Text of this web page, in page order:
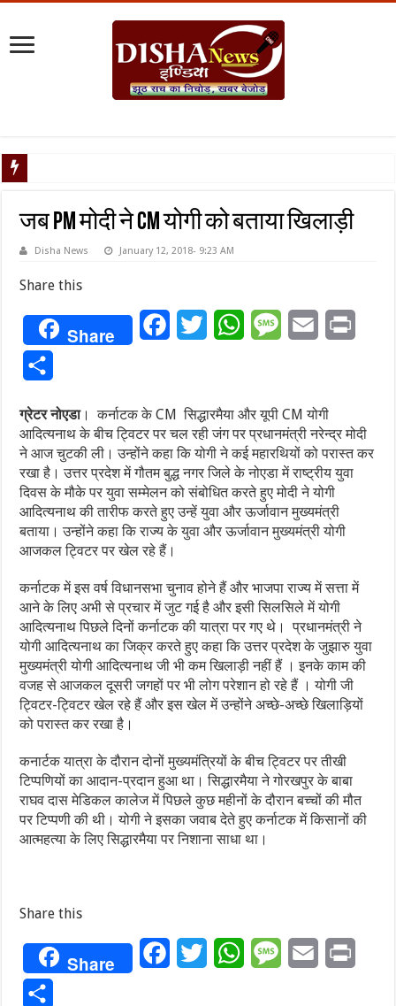
जब PM मोदी ने CM योगी को बताया खिलाड़ी
Disha News January 12, 2018- 9:23 AM
Share this
Share FacebookTwitterWhatsAppMessageEmail
ग्रेटरनोएडा। कर्नाटक के CM सिद्धारमैया और यूपी CM योगी
आदित्यनाथ के बीच ट्विटर पर चल रही जंग पर प्रधानमंत्री नरेन्द्र मोदी
ने आज चुटकी ली। उन्होंने कहा कि योगी ने कई महारथियों को परास्त कर
रखा है। उत्तर प्रदेश में गौतम बुद्ध नगर जिले के नोएडा में राष्ट्रीय युवा
दिवस के मौके पर युवा सम्मेलन को संबोधित करते हुए मोदी ने योगी
आदित्यनाथ की तारीफ करते हुए उन्हें युवा और ऊर्जावान मुख्यमंत्री
बताया। उन्होंने कहा कि राज्य के युवा और ऊर्जावान मुख्यमंत्री योगी
आजकल ट्विटर पर खेल रहे हैं।
कर्नाटक में इस वर्ष विधानसभा चुनाव होने हैं और भाजपा राज्य में सत्ता में
आने के लिए अभी से प्रचार में जुट गई है और इसी सिलसिले में योगी
आदित्यनाथ पिछले दिनों कर्नाटक की यात्रा पर गए थे। प्रधानमंत्री ने
योगी आदित्यनाथ का जिक्र करते हुए कहा कि उत्तर प्रदेश के जुझारु युवा
मुख्यमंत्री योगी आदित्यनाथ जी भी कम खिलाड़ी नहीं हैं । इनके काम की
वजह से आजकल दूसरी जगहों पर भी लोग परेशान हो रहे हैं । योगी जी
ट्विटर-ट्विटर खेल रहे हैं और इस खेल में उन्होंने अच्छे-अच्छे खिलाड़ियों
को परास्त कर रखा है।
कनार्टक यात्रा के दौरान दोनों मुख्यमंत्रियों के बीच ट्विटर पर तीखी
टिप्पणियों का आदान-प्रदान हुआ था। सिद्धारमैया ने गोरखपुर के बाबा
राघव दास मेडिकल कालेज में पिछले कुछ महीनों के दौरान बच्चों की मौत
पर टिप्पणी की थी। योगी ने इसका जवाब देते हुए कर्नाटक में किसानों की
आत्महत्या के लिए सिद्धारमैया पर निशाना साधा था।
Share this
Share FacebookTwitterWhatsAppMessageEmail